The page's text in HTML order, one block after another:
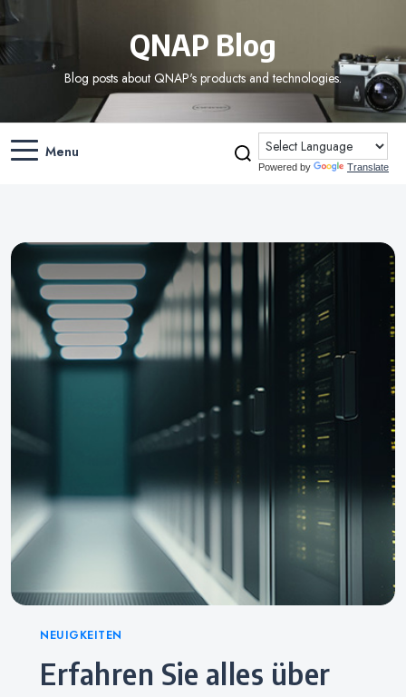
QNAP Blog
Blog posts about QNAP's products and technologies.
Menu
Powered by Translate
Categories
NEUIGKEITEN
Erfahren Sie alles über